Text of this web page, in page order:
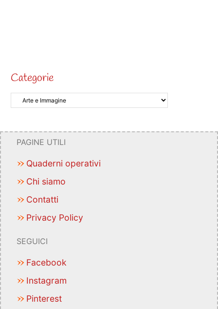
Categorie
PAGINE UTILI
Quaderni operativi
Chi siamo
Contatti
Privacy Policy
SEGUICI
Facebook
Instagram
Pinterest